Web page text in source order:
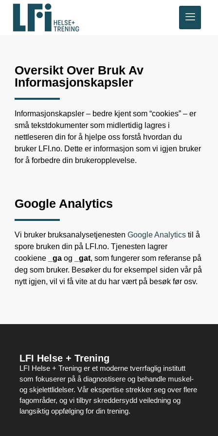
Oversikt Over Bruk Av
Informasjonskapsler
Informasjonskapsler – bedre kjent som “cookies” – er
små tekstdokumenter som midlertidig lagres i
nettleseren din for å hjelpe oss forstå hvordan du
bruker LFI.no. Dette er informasjon som vi igjen bruker
for å forbedre din brukeropplevelse.
Google Analytics
Vi bruker bruksanalysetjenesten Google Analytics til å
spore bruken din på LFI.no. Tjenesten lagrer
cookiene
_ga og _gat, som fungerer som referanse på
deg som bruker. Besøker du for eksempel siden vår på
nytt igjen, vil vi få vite at du har vært på besøk før osv.
LFI Helse + Trening
LFI Helse + Trening er et moderne tverrfaglig institutt
som fokuserer på å diagnostisere og behandle muskel-
og skjelettlidelser. Vår ekspertise strekker seg over flere
fagområder, og vi tilbyr skreddersydd veiledning og
langsiktig oppfølging for din trening.